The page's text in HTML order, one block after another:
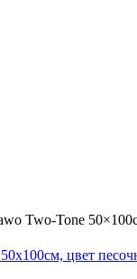
Two-Tone
цвет